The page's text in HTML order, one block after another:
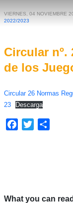
VIERNES, 04 NOVIEMBRE
2022/2023
Circular nº.
de los
Circular 26 Normas
23
Descarga
Facebook
Twitter
What you can